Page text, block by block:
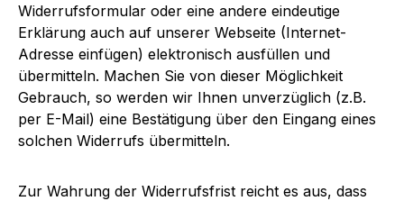
Widerrufsformular oder eine andere eindeutige
Erklärung auch auf unserer Webseite (Internet-
Adresse einfügen) elektronisch ausfüllen und
übermitteln. Machen Sie von dieser Möglichkeit
Gebrauch, so werden wir Ihnen unverzüglich (z.B.
per E-Mail) eine Bestätigung über den Eingang eines
solchen Widerrufs übermitteln.
Zur Wahrung der Widerrufsfrist reicht es aus, dass